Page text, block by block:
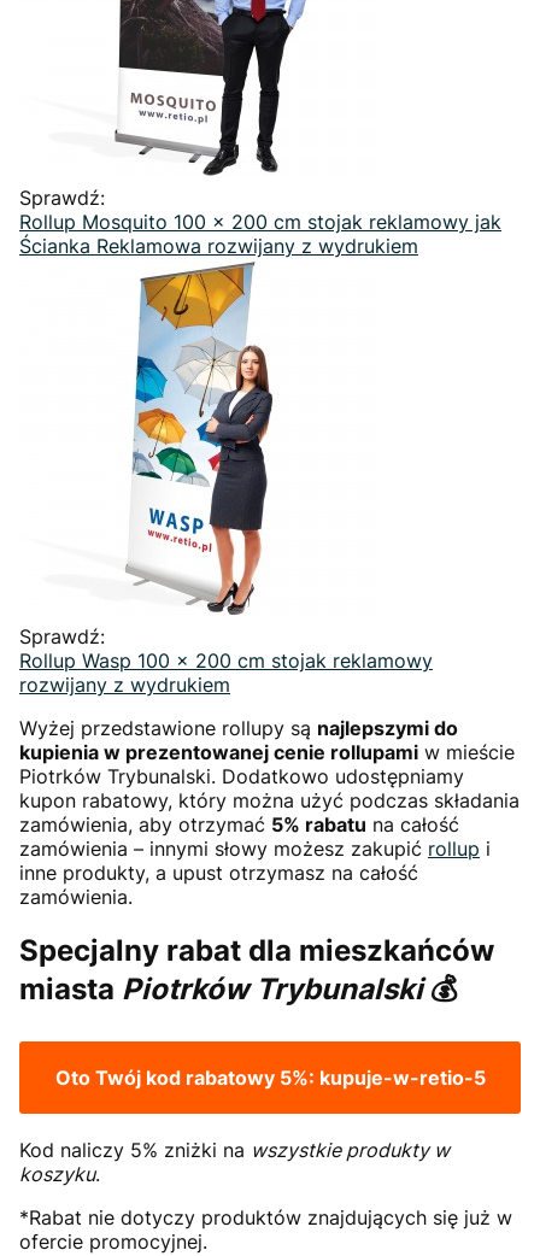
Sprawdź:
Rollup Mosquito 100 x 200 cm stojak reklamowy jak
Ścianka Reklamowa rozwijany z wydrukiem
Sprawdź:
Rollup Wasp 100 x 200 cm stojak reklamowy
rozwijany z wydrukiem
Wyżej przedstawione rollupy są najlepszymi do
kupienia w prezentowanej cenie rollupami w mieście
Piotrków Trybunalski. Dodatkowo udostępniamy
kupon rabatowy, który można użyć podczas składania
zamówienia, aby otrzymać 5% rabatu na całość
zamówienia – innymi słowy możesz zakupić rollup i
inne produkty, a upust otrzymasz na całość
zamówienia.
Specjalny rabat dla mieszkańców
miasta Piotrków Trybunalski💰
Oto Twój kod rabatowy 5%: kupuje-w-retio-5
Kod naliczy 5% zniżki na wszystkie produkty w
koszyku.
*Rabat nie dotyczy produktów znajdujących się już w
ofercie promocyjnej.